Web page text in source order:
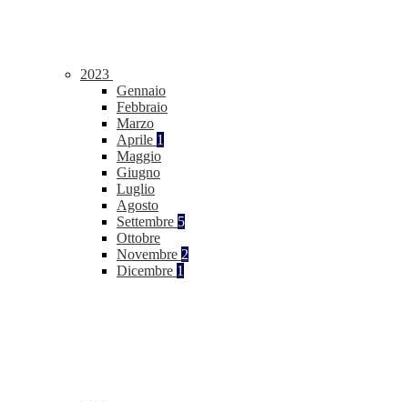
2023
Gennaio
Febbraio
Marzo
Aprile 1
Maggio
Giugno
Luglio
Agosto
Settembre 5
Ottobre
Novembre 2
Dicembre 1